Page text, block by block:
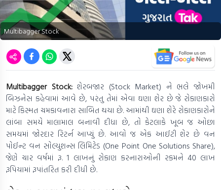
Multibagger Stock
Multibagger Stock:શેરબજાર (Stock Market) ને ભલે જોખમી
બિઝનેસ કહેવામાં આવે છે, પરંતુ તેમાં એવા ઘણા શેર છે જે રોકાણકારો
માટે કિસ્મત ચમકાવનારા સાબિત થયા છે. આમાંથી ઘણા શેરે રોકાણકારોને
લાંબા સમયે માલામાલ બનાવી દીધા છે, તો કેટલાકે ખૂબ જ ઓછા
સમયમાં જોરદાર રિટર્ન આપ્યું છે. આવો જ એક આઈટી શેર છે વન
પોઈન્ટ વન સોલ્યુશન્સ લિમિટેડ (One Point One Solutions Share),
જેણે ચાર વર્ષમાં રૂ. 1 લાખનું રોકાણ કરનારાઓની રકમને 40 લાખ
રૂપિયામાં રૂપાંતરિત કરી દીધી છે.